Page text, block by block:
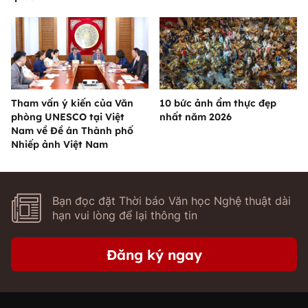
Tham vấn ý kiến của Văn
phòng UNESCO tại Việt
Nam về Đề án Thành phố
Nhiếp ảnh Việt Nam
10 bức ảnh ẩm thực đẹp
nhất năm 2026
Bạn đọc đặt Thời báo Văn học Nghệ thuật dài
hạn vui lòng để lại thông tin
Đăng ký ngay